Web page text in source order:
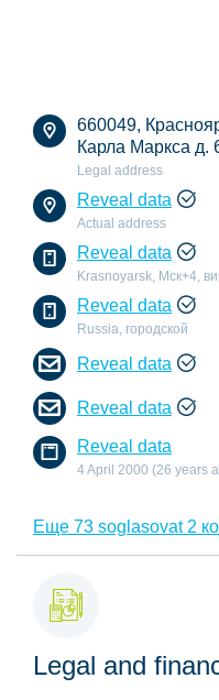
660049,
Карла Маркса д.
Legal address
Reveal data
Actual address
Reveal data
Krasnoyarsk, Мск+4,
Reveal data
Russia, городской
Reveal data
Reveal data
Reveal data
4 April 2000 (26 years
Еще 73 soglasovat 2
Legal and